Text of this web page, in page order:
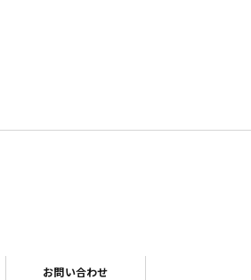
お問い合わせ